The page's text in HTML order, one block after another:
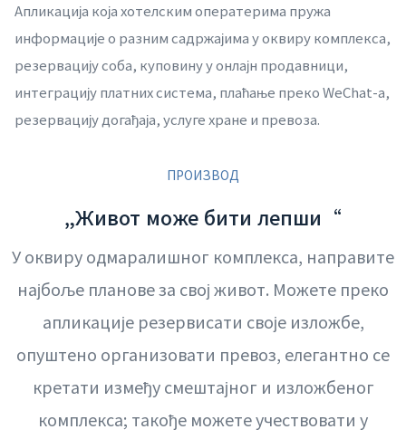
Апликација која хотелским оператерима пружа
информације о разним садржајима у оквиру комплекса,
резервацију соба, куповину у онлајн продавници,
интеграцију платних система, плаћање преко WeChat-а,
резервацију догађаја, услуге хране и превоза.
ПРОИЗВОД
„Живот може бити лепши“
У оквиру одмаралишног комплекса, направите
најбоље планове за свој живот. Можете преко
апликације резервисати своје изложбе,
опуштено организовати превоз, елегантно се
кретати између смештајног и изложбеног
комплекса; такође можете учествовати у